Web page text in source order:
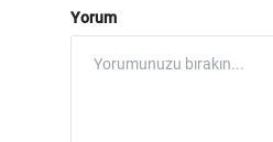
Yorum